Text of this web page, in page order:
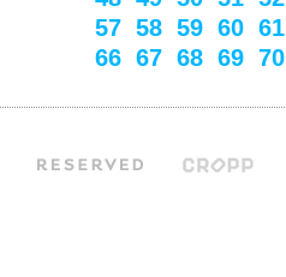
57 58 59 60 61
66 67 68 69 70